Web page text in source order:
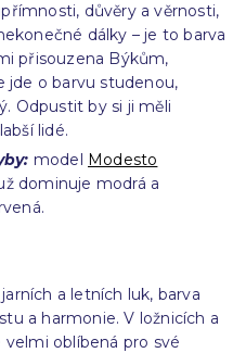
důvěry a věrnosti,
dálky – je to barva
přisouzena Býkům,
jde o barvu studenou,
Odpustit by si ji měli
lidé.
model Modesto
dominuje modrá a
a letních luk, barva
a harmonie. V ložnicích a
oblíbená pro své